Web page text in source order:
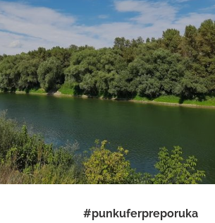
#punkuferpreporuka